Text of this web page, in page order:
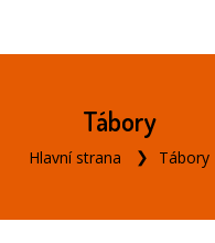
Tábory
Hlavní strana Tábory